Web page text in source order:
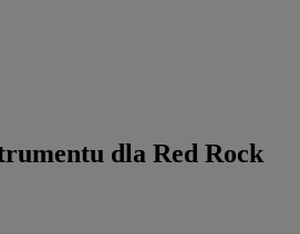
dla Red Rock